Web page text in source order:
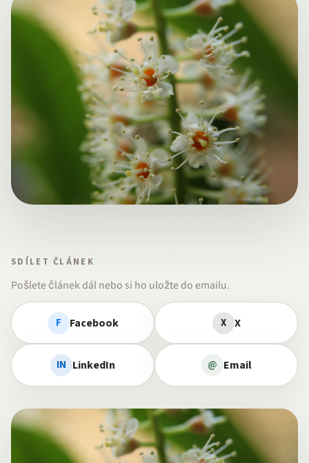
SDÍLET ČLÁNEK
Pošlete článek dál nebo si ho uložte do emailu.
F Facebook X X
IN LinkedIn @ Email